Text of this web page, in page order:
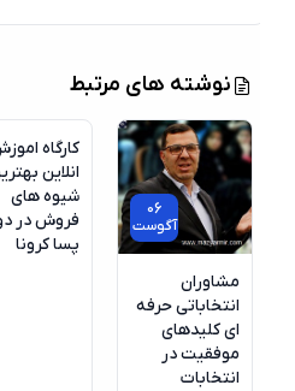
نوشته های مرتبط
06
آگوست
مشاوران
انتخاباتی حرفه
ای کلیدهای
موفقیت در
انتخابات
کارگاه اموزش
انلاین بهترین
شیوه های
فروش در دوران
پسا کرونا